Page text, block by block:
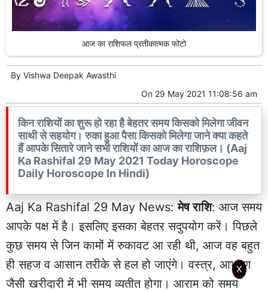
आज का राशिफल प्रतीकात्मक फोटो
By Vishwa Deepak Awasthi
On 29 May 2021 11:08:56 am
किन राशियों का शुरू हो रहा है बेहतर समय किसको मिलेगा जीवन
साथी से सहयोग। रुका हुआ पैसा किसको मिलेगा जाने क्या कहते
हैं आपके सितारे जाने सभी राशियों का आज का राशिफ़ल। (Aaj
Ka Rashifal 29 May 2021 Today Horoscope
Daily Horoscope In Hindi)
Aaj Ka Rashifal 29 May News:मेष राशि: आज समय
आपके पक्ष में है। इसलिए इसका बेहतर सदुपयोग करें। पिछले
कुछ समय से जिन कामों में रुकावट आ रही थी, आज वह बहुत
ही सहज व आसान तरीके से हल हो जाएंगे। वस्त्र, आभूषण
जैसी खरीदारी में भी समय व्यतीत होगा। आराम को समय
X